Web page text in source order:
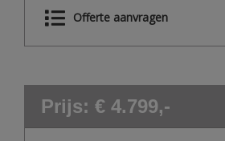
Offerte aanvragen
Prijs: € 4.799,-